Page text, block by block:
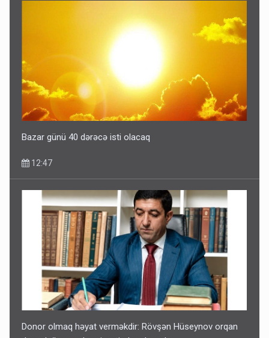
Bazar günü 40 dərəcə isti olacaq
12:47
Donor olmaq həyat verməkdir: Rövşən Hüseynov orqan